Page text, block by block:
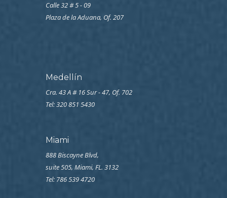
Calle 32 # 5 - 09
Plaza de la Aduana, Of. 207
Medellín
Cra. 43 A # 16 Sur - 47, Of. 702
Tel: 320 851 5430
Miami
888 Biscayne Blvd,
suite 505, Miami, FL. 3132
Tel: 786 539 4720